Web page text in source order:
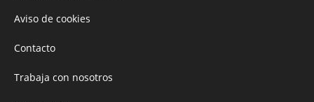
Aviso de cookies
Contacto
Trabaja con nosotros